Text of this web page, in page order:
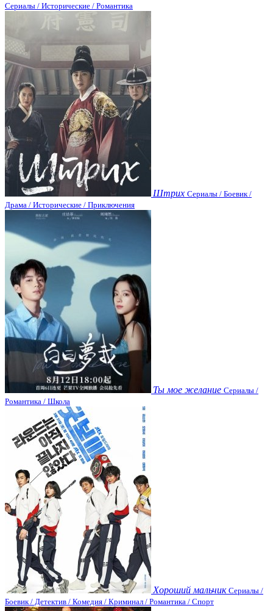
Сериалы / Исторические / Романтика
Штрих Сериалы / Боевик /
Драма / Исторические / Приключения
Ты мое желание Сериалы /
Романтика / Школа
Хороший мальчик Сериалы /
Боевик / Детектив / Комедия / Криминал / Романтика / Спорт